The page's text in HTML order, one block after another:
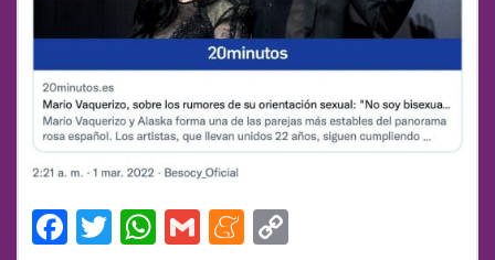
Facebook
Twitter
WhatsApp
GmailMeneame